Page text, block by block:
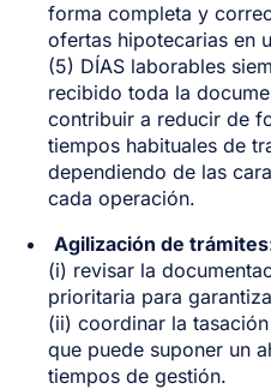
forma completa y
ofertas hipotecarias en
(5) DÍAS laborables
recibido toda la
contribuir a reducir de
tiempos habituales de
dependiendo de las
cada operación.
Agilización de
(i) revisar la
prioritaria para
(ii) coordinar la
que puede suponer un
tiempos de gestión.